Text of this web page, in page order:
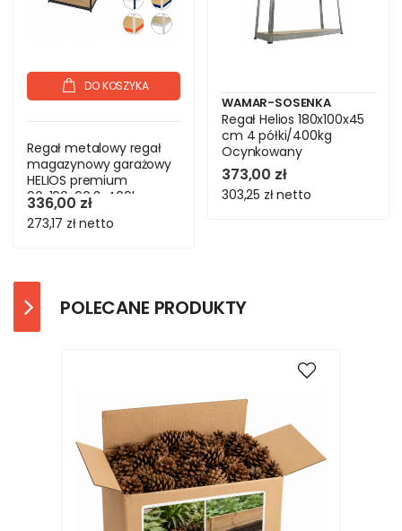
DO KOSZYKA
Regał metalowy regał
magazynowy garażowy
HELIOS premium
90x100x60 3x400kg
336,00 zł
273,17 złnetto
WAMAR-SOSENKA
Regał Helios 180x100x45
cm 4 półki/400kg
Ocynkowany
373,00 zł
303,25 złnetto
POLECANE PRODUKTY